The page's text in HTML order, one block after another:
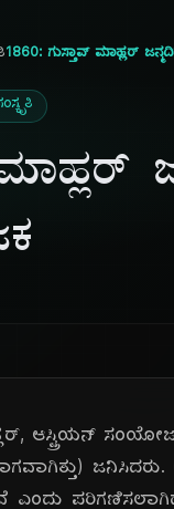
1860: ಗುಸ್ತಾವ್ ಮಾಹ್ಲರ್
ಆಸ್ಟ್ರಿಯನ್
ಎಂದು